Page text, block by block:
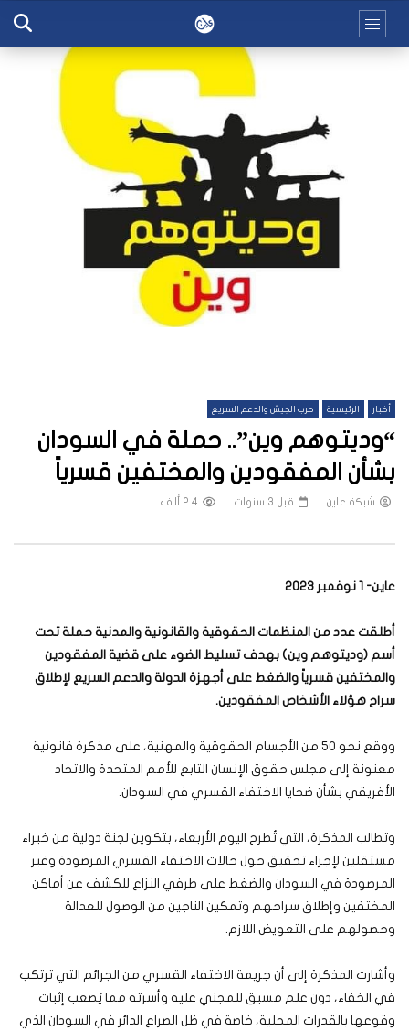
أخبار الرئيسية حرب الجيش والدعم السريع
“وديتوهم وين”.. حملة في السودان
بشأن المفقودين والمختفين قسرياً
شبكة عاين قبل 3 سنوات 2.4 ألف
عاين- 1 نوفمبر 2023
أطلقت عدد من المنظمات الحقوقية والقانونية والمدنية حملة تحت
أسم (وديتوهم وين) بهدف تسليط الضوء على قضية المفقودين
والمختفين قسرياً والضغط على أجهزة الدولة والدعم السريع لإطلاق
سراح هؤلاء الأشخاص المفقودين.
ووقع نحو 50 من الأجسام الحقوقية والمهنية، على مذكرة قانونية
معنونة إلى مجلس حقوق الإنسان التابع للأمم المتحدة والاتحاد
الأفريقي بشأن ضحايا الاختفاء القسري في السودان.
وتطالب المذكرة، التي تُطرح اليوم الأربعاء، بتكوين لجنة دولية من خبراء
مستقلين لإجراء تحقيق حول حالات الاختفاء القسري المرصودة وغير
المرصودة في السودان والضغط على طرفي النزاع للكشف عن أماكن
المختفين وإطلاق سراحهم وتمكين الناجين من الوصول للعدالة
وحصولهم على التعويض اللازم.
وأشارت المذكرة إلى أن جريمة الاختفاء القسري من الجرائم التي ترتكب
في الخفاء، دون علم مسبق للمجني عليه وأسرته مما يُصعب إثبات
وقوعها بالقدرات المحلية، خاصة في ظل الصراع الدائر في السودان الذي